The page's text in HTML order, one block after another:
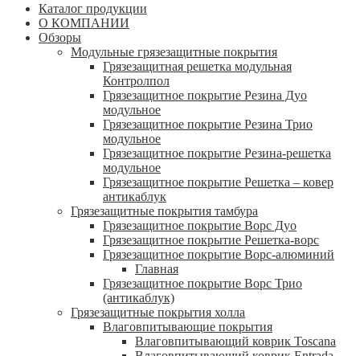
Каталог продукции
О КОМПАНИИ
Обзоры
Модульные грязезащитные покрытия
Грязезащитная решетка модульная
Контролпол
Грязезащитное покрытие Резина Дуо
модульное
Грязезащитное покрытие Резина Трио
модульное
Грязезащитное покрытие Резина-решетка
модульное
Грязезащитное покрытие Решетка – ковер
антикаблук
Грязезащитные покрытия тамбура
Грязезащитное покрытие Ворс Дуо
Грязезащитное покрытие Решетка-ворс
Грязезащитное покрытие Ворс-алюминий
Главная
Грязезащитное покрытие Ворс Трио
(антикаблук)
Грязезащитные покрытия холла
Влаговпитывающие покрытия
Влаговпитывающий коврик Toscana